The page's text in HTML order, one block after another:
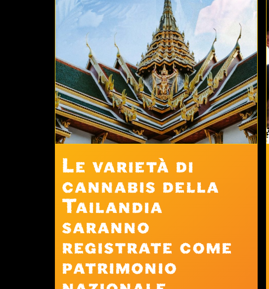
Le varietà di
cannabis della
Tailandia
saranno
registrate come
patrimonio